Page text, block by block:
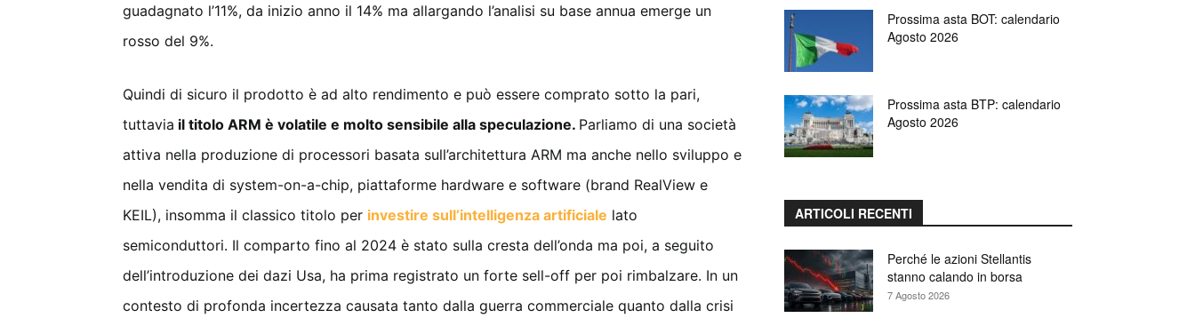
guadagnato l’11%, da inizio anno il 14% ma allargando l’analisi su base annua emerge un
rosso del 9%.
Quindi di sicuro il prodotto è ad alto rendimento e può essere comprato sotto la pari,
tuttavia il titolo ARM è volatile e molto sensibile alla speculazione. Parliamo di una società
attiva nella produzione di processori basata sull’architettura ARM ma anche nello sviluppo e
nella vendita di system-on-a-chip, piattaforme hardware e software (brand RealView e
KEIL), insomma il classico titolo per investire sull’intelligenza artificiale lato
semiconduttori. Il comparto fino al 2024 è stato sulla cresta dell’onda ma poi, a seguito
dell’introduzione dei dazi Usa, ha prima registrato un forte sell-off per poi rimbalzare. In un
contesto di profonda incertezza causata tanto dalla guerra commerciale quanto dalla crisi
Prossima asta BOT: calendario
Agosto 2026
Prossima asta BTP: calendario
Agosto 2026
ARTICOLI RECENTI
Perché le azioni Stellantis
stanno calando in borsa
7 Agosto 2026